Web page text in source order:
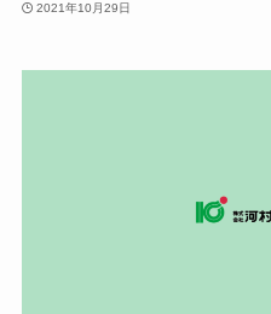
2021年10月29日